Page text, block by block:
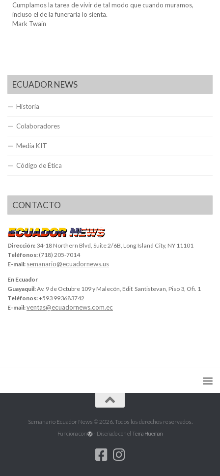
Cumplamos la tarea de vivir de tal modo que cuando muramos,
incluso el de la funeraria lo sienta.
Mark Twain
ECUADOR NEWS
Historia
Colaboradores
Media KIT
Código de Ética
CONTACTO
Dirección: 34-18 Northern Blvd, Suite 2/6B, Long Island City, NY 11101
Teléfonos: (718) 205-7014
E-mail: semanario@ecuadornews.us
En Ecuador
Guayaquil:Av. 9 de Octubre 109 y Malecón, Edif. Santistevan, Piso 3, Ofi. 1
Teléfonos:+593 993683742
E-mail:ventas@ecuadornews.com.ec
Semanario Ecuador News © 2026. Todos los derechos reservados.
Funciona con - Diseñado con el Tema Hueman